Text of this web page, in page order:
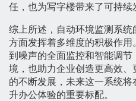
任，也为写字楼带来了可持续
综上所述，自动环境监测系
方面发挥着多维度的积极作
到噪声的全面监控和智能调
境，也助力企业创造更高效
的不断发展，未来这一系统
升办公体验的重要标配。